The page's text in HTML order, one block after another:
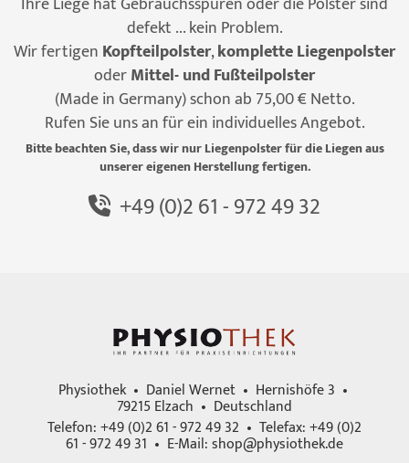
defekt ... kein Problem.
Wir fertigen Kopfteilpolster,komplette Liegenpolster
oderMittel- und Fußteilpolster
(Made in Germany) schon ab 75,00 € Netto.
Rufen Sie uns an für ein individuelles Angebot.
Bitte beachten Sie, dass wir nur Liegenpolster für die Liegen aus
unserer eigenen Herstellung fertigen.
+49 (0)2 61 - 972 49 32
Physiothek • Daniel Wernet • Hernishöfe 3 •
79215 Elzach • Deutschland
Telefon: +49 (0)2 61 - 972 49 32 • Telefax: +49 (0)2
61 - 972 49 31 • E-Mail:shop@physiothek.de